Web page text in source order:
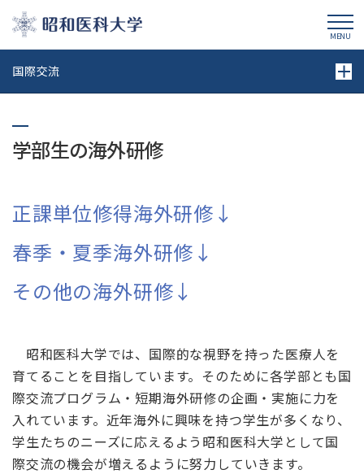
MENU
国際交流
学部生の海外研修
正課単位修得海外研修↓
春季・夏季海外研修↓
その他の海外研修↓
昭和医科大学では、国際的な視野を持った医療人を
育てることを目指しています。そのために各学部とも国
際交流プログラム・短期海外研修の企画・実施に力を
入れています。近年海外に興味を持つ学生が多くなり、
学生たちのニーズに応えるよう昭和医科大学として国
際交流の機会が増えるように努力していきます。